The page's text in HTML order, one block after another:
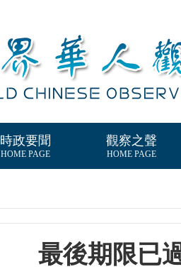
時政要聞
HOME PAGE
觀察之聲
HOME PAGE
最後期限已